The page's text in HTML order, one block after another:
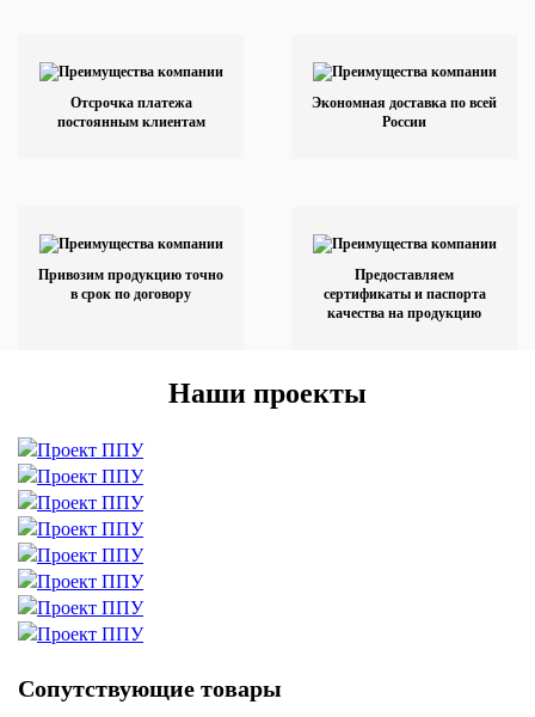
Отсрочка платежа
постоянным клиентам
Экономная доставка по всей
России
Привозим продукцию точно
в срок по договору
Предоставляем
сертификаты и паспорта
качества на продукцию
Наши проекты
Сопутствующие товары